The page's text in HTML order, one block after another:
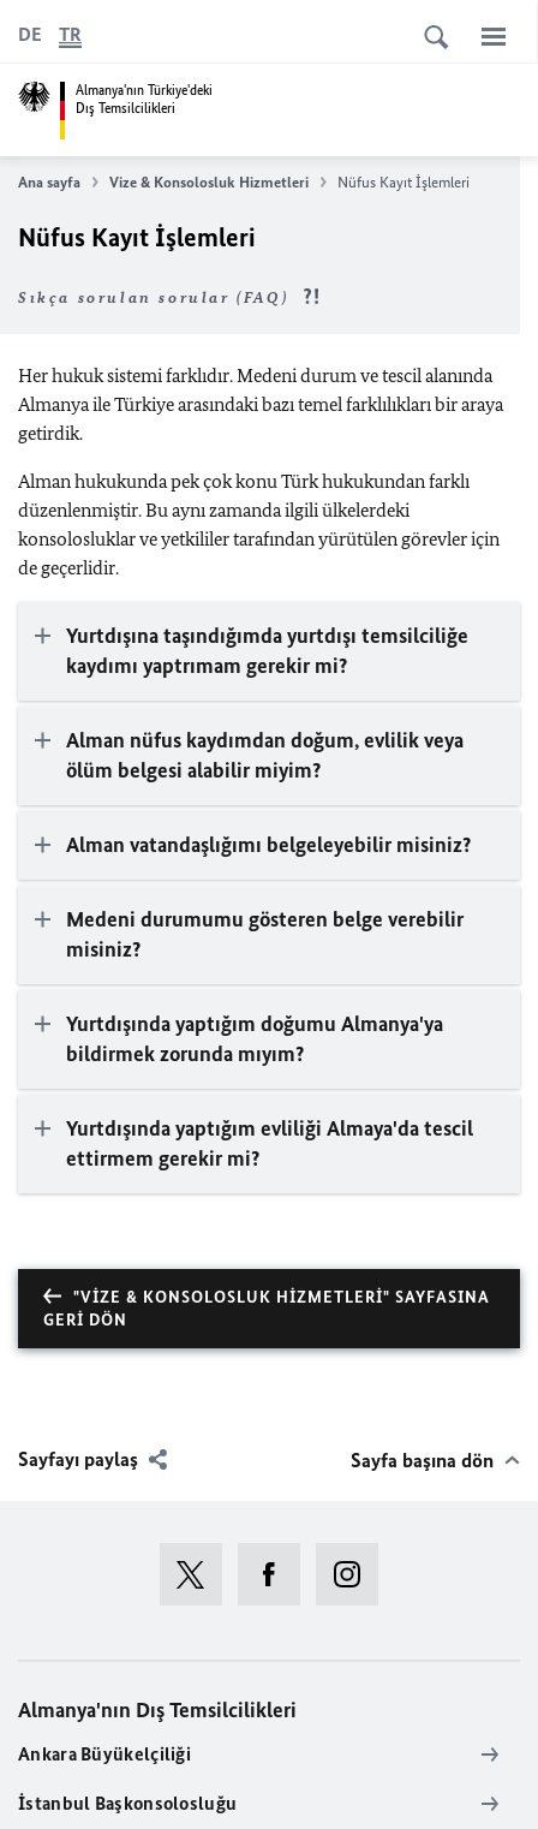
Almanya'nın Türkiye'deki
Dış Temsilcilikleri
DE TR
Ana sayfa Vize & Konsolosluk Hizmetleri Nüfus Kayıt İşlemleri
Nüfus Kayıt İşlemleri
Sıkça sorulan sorular (FAQ)
Her hukuk sistemi farklıdır. Medeni durum ve tescil alanında
Almanya ile Türkiye arasındaki bazı temel farklılıkları bir araya
getirdik.
Alman hukukunda pek çok konu Türk hukukundan farklı
düzenlenmiştir. Bu aynı zamanda ilgili ülkelerdeki
konsolosluklar ve yetkililer tarafından yürütülen görevler için
de geçerlidir.
Yurtdışına taşındığımda yurtdışı temsilciliğe
kaydımı yaptrımam gerekir mi?
Alman nüfus kaydımdan doğum, evlilik veya
ölüm belgesi alabilir miyim?
Alman vatandaşlığımı belgeleyebilir misiniz?
Medeni durumumu gösteren belge verebilir
misiniz?
Yurtdışında yaptığım doğumu Almanya'ya
bildirmek zorunda mıyım?
Yurtdışında yaptığım evliliği Almaya'da tescil
ettirmem gerekir mi?
"VIZE & KONSOLOSLUK HIZMETLERI" SAYFASINA
GERI DÖN
Sayfayı paylaş Sayfa başına dön
Almanya'nın Dış Temsilcilikleri
Ankara Büyükelçiliği
İstanbul Başkonsolosluğu